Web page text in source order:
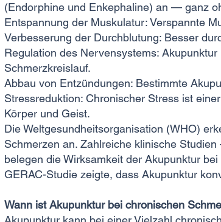
(Endorphine und Enkephaline) an — ganz
Entspannung der Muskulatur: Verspannte
Verbesserung der Durchblutung: Besser
Regulation des Nervensystems:
Schmerzkreislauf.
Abbau von Entzündungen: Bestimmte
Stressreduktion: Chronischer Stress ist
Körper und Geist.
Die Weltgesundheitsorganisation (WHO)
Schmerzen an. Zahlreiche klinische
belegen die Wirksamkeit der Akupunktur
GERAC-Studie zeigte, dass Akupunktur
Wann ist Akupunktur bei chronischen